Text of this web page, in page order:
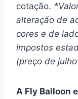
cotação.
alteração de
cores e de
impostos
(preço de
A Fly Balloon